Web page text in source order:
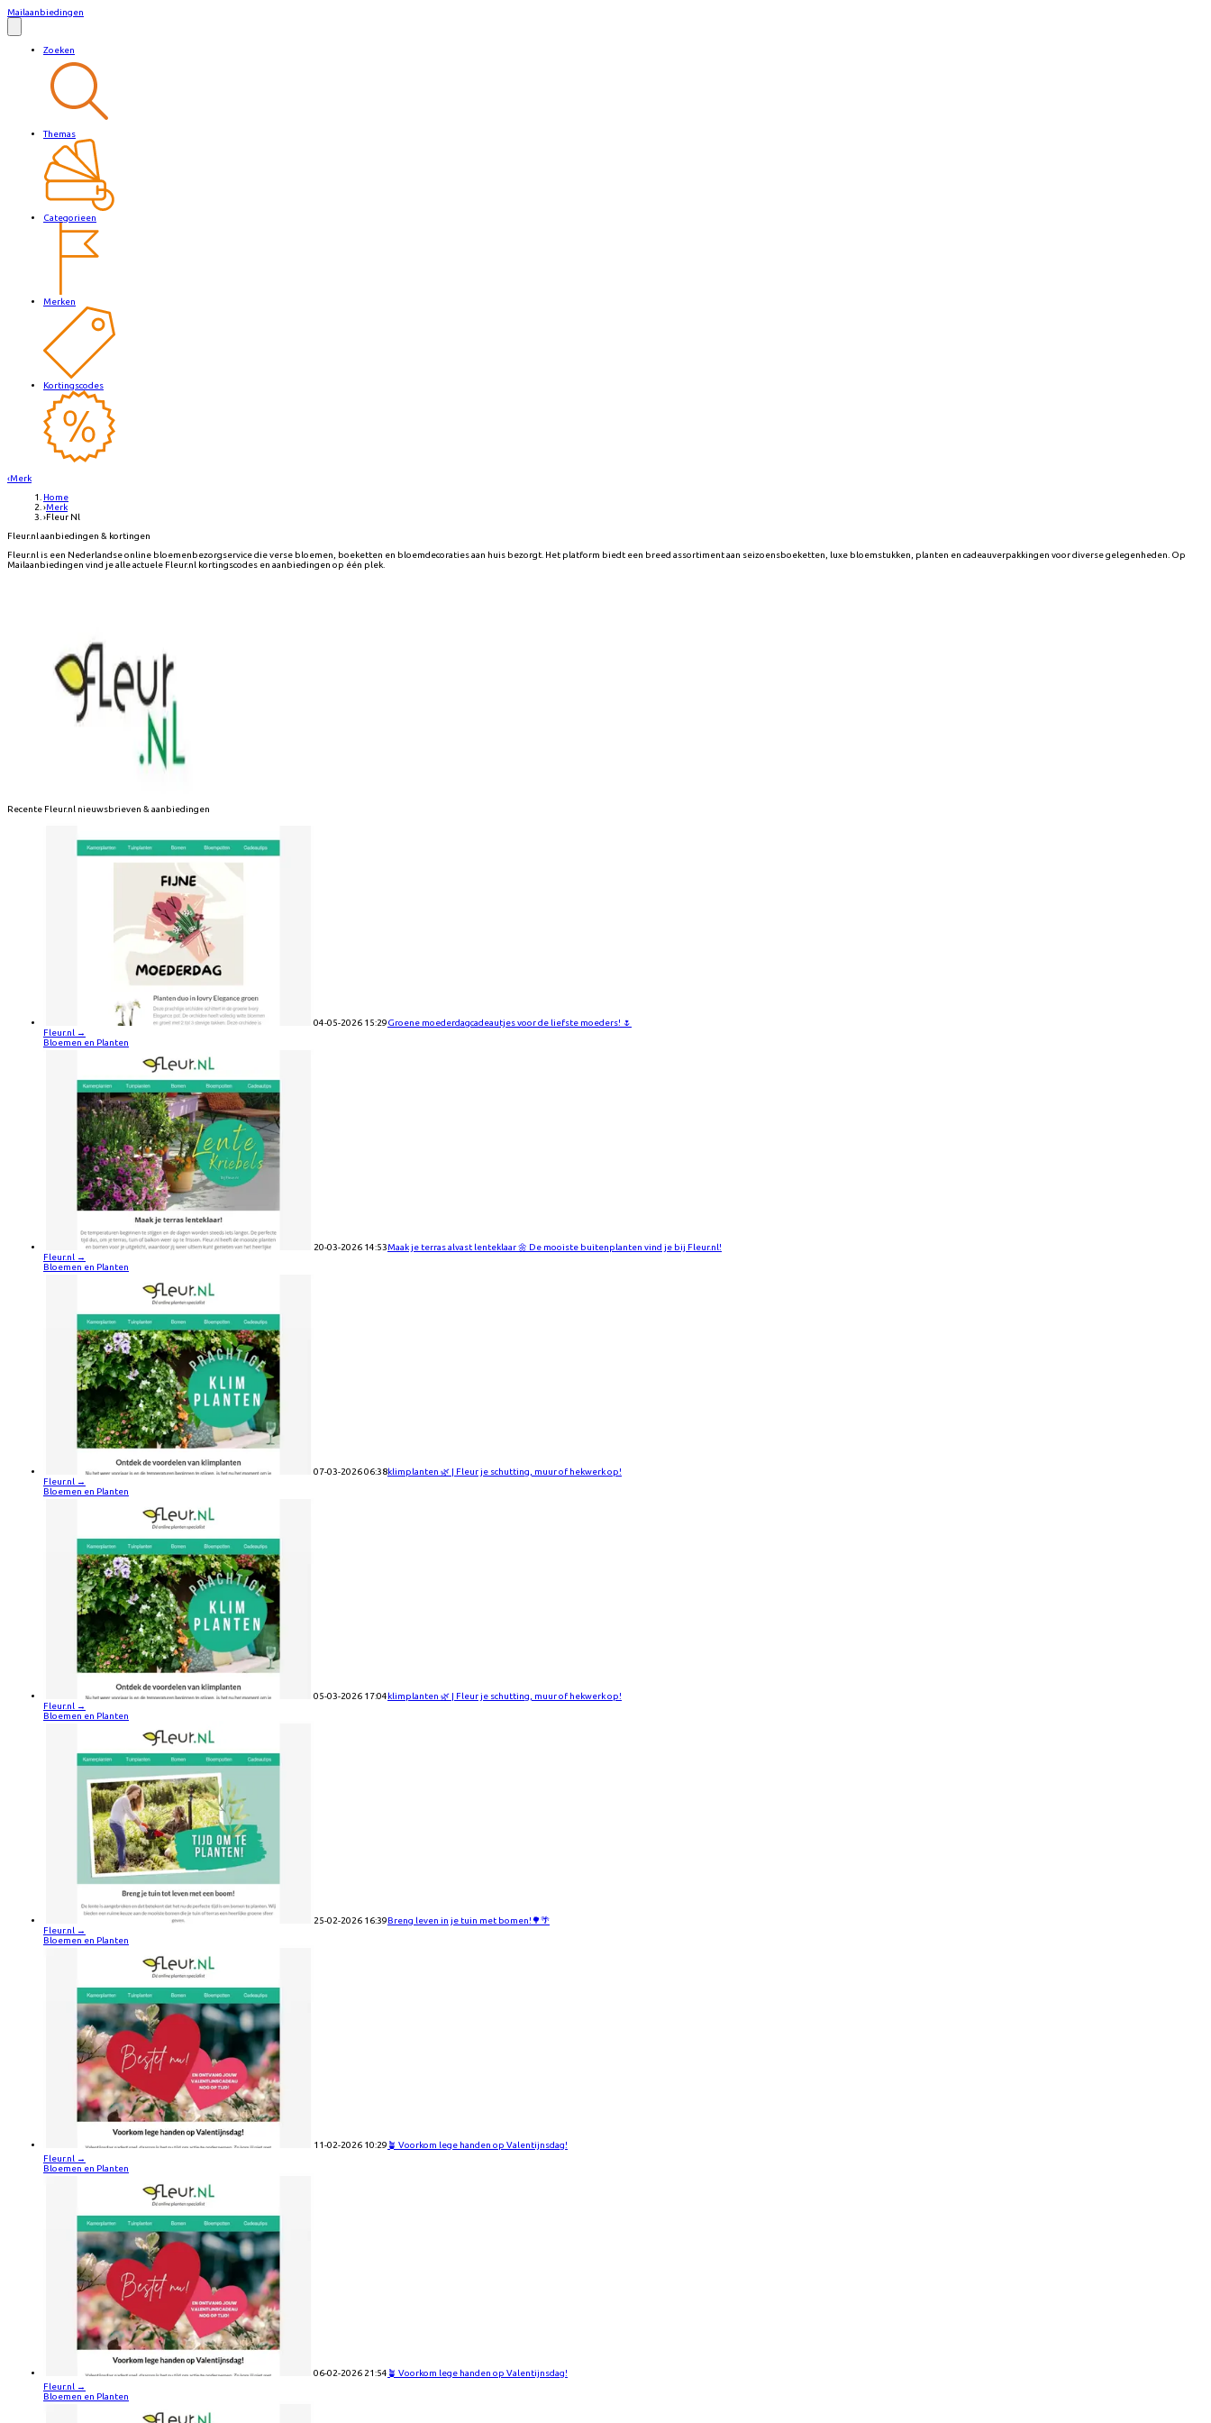
Mailaanbiedingen
Zoeken
Themas
Categorieen
Merken
Kortingscodes
‹Merk
Home
›Merk
›Fleur Nl
Fleur.nl aanbiedingen & kortingen
Fleur.nl is een Nederlandse online bloemenbezorgservice die verse bloemen, boeketten en bloemdecoraties aan huis bezorgt. Het platform biedt een breed assortiment aan seizoensboeketten, luxe bloemstukken, planten en cadeauverpakkingen voor diverse gelegenheden. Op
Mailaanbiedingen vind je alle actuele Fleur.nl kortingscodes en aanbiedingen op één plek.
Recente Fleur.nl nieuwsbrieven & aanbiedingen
04-05-2026 15:29Groene moederdagcadeautjes voor de liefste moeders! 🌷
Fleur.nl →
Bloemen en Planten
20-03-2026 14:53Maak je terras alvast lenteklaar 🌼 De mooiste buitenplanten vind je bij Fleur.nl!
Fleur.nl →
Bloemen en Planten
07-03-2026 06:38klimplanten 🌿 | Fleur je schutting, muur of hekwerk op!
Fleur.nl →
Bloemen en Planten
05-03-2026 17:04klimplanten 🌿 | Fleur je schutting, muur of hekwerk op!
Fleur.nl →
Bloemen en Planten
25-02-2026 16:39Breng leven in je tuin met bomen!🌳🌴
Fleur.nl →
Bloemen en Planten
11-02-2026 10:29 🪴 Voorkom lege handen op Valentijnsdag!
Fleur.nl →
Bloemen en Planten
06-02-2026 21:54 🪴 Voorkom lege handen op Valentijnsdag!
Fleur.nl →
Bloemen en Planten